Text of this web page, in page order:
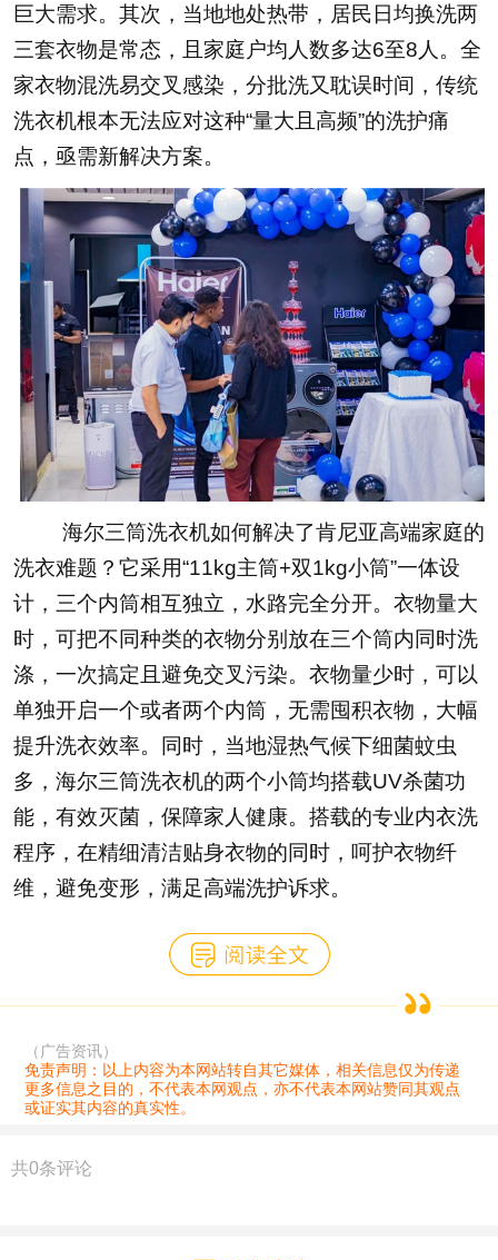
巨大需求。其次，当地地处热带，居民日均换洗两
三套衣物是常态，且家庭户均人数多达6至8人。全
家衣物混洗易交叉感染，分批洗又耽误时间，传统
洗衣机根本无法应对这种“量大且高频”的洗护痛
点，亟需新解决方案。
海尔三筒洗衣机如何解决了肯尼亚高端家庭的
洗衣难题？它采用“11kg主筒+双1kg小筒”一体设
计，三个内筒相互独立，水路完全分开。衣物量大
时，可把不同种类的衣物分别放在三个筒内同时洗
涤，一次搞定且避免交叉污染。衣物量少时，可以
单独开启一个或者两个内筒，无需囤积衣物，大幅
提升洗衣效率。同时，当地湿热气候下细菌蚊虫
多，海尔三筒洗衣机的两个小筒均搭载UV杀菌功
能，有效灭菌，保障家人健康。搭载的专业内衣洗
程序，在精细清洁贴身衣物的同时，呵护衣物纤
维，避免变形，满足高端洗护诉求。
（广告资讯）
免责声明：以上内容为本网站转自其它媒体，相关信息仅为传递
更多信息之目的，不代表本网观点，亦不代表本网站赞同其观点
或证实其内容的真实性。
共0条评论